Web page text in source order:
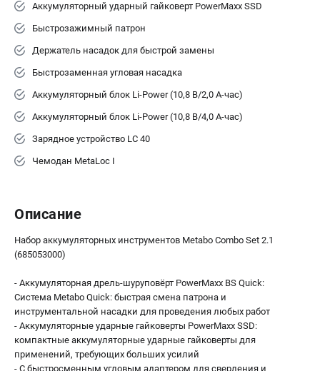
Перфораторы
Дрели
Лобзики
Пылесосы
Аккумуляторные УШМ
Аккумуляторные лобзики
РАСХОДНЫЕ МАТЕРИАЛЫ И АКСЕССУАРЫ
Аккумуляторы и зарядные устройства
Запчасти для изделий
Кейсы и сумки
Аккумуляторный ударный гайковерт PowerMaxx SSD
Быстрозажимный патрон
Держатель насадок для быстрой замены
Быстрозаменная угловая насадка
Аккумуляторный блок Li-Power (10,8 В/2,0 А-час)
Аккумуляторный блок Li-Power (10,8 В/4,0 А-час)
Зарядное устройство LC 40
Чемодан MetaLoc I
Описание
Набор аккумуляторных инструментов Metabo Combo Set 2.1
(685053000)
- Аккумуляторная дрель-шуруповёрт PowerMaxx BS Quick:
Система Metabo Quick: быстрая смена патрона и
инструментальной насадки для проведения любых работ
- Аккумуляторные ударные гайковерты PowerMaxx SSD:
компактные аккумуляторные ударные гайковерты для
применений, требующих больших усилий
- С быстросменным угловым адаптером для сверления и